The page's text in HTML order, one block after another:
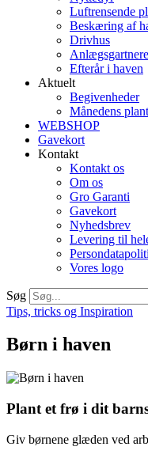
Luftrensende
Beskæring af
Drivhus
Efterår i haven
Aktuelt
Begivenheder
Månedens
WEBSHOP
Gavekort
Kontakt
Kontakt os
Om os
Gro Garanti
Gavekort
Nyhedsbrev
Levering til
Vores logo
Søg
Tips, tricks og Inspiration
Børn i haven
Plant et frø i dit
Giv børnene glæden ved